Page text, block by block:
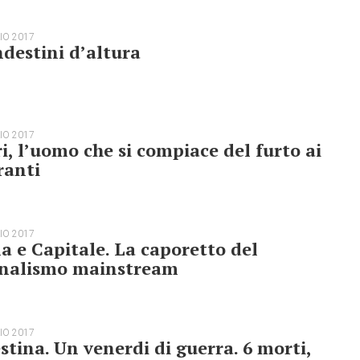
2017
d’altura
2017
l’uomo che si compiace del furto ai
2017
e Capitale. La caporetto del
mainstream
2017
Un venerdi di guerra. 6 morti,